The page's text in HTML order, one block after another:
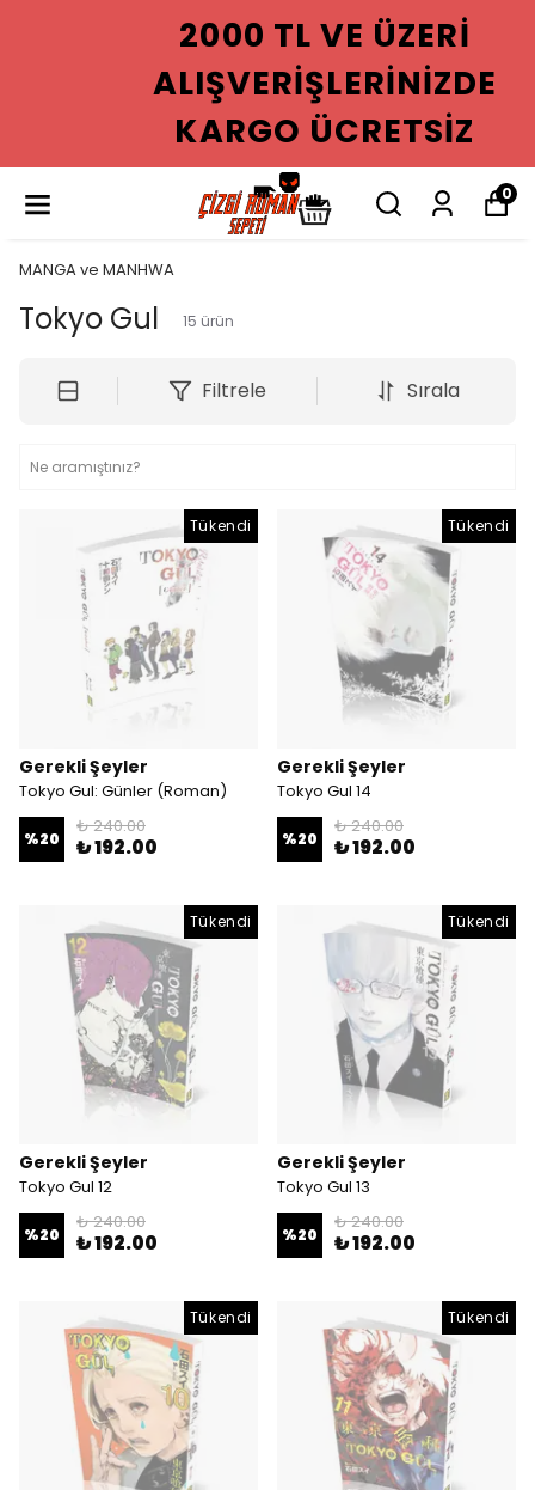
2000 TL VE ÜZERI
ALIŞVERIŞLERINIZDE
KARGO ÜCRETSIZ
0
MANGA ve MANHWA
Tokyo Gul 15 ürün
Filtrele Sırala
Tükendi
Gerekli Şeyler
Tokyo Gul: Günler (Roman)
%20
₺ 240.00
₺ 192.00
Tükendi
Gerekli Şeyler
Tokyo Gul 14
%20
₺ 240.00
₺ 192.00
Tükendi
Gerekli Şeyler
Tokyo Gul 12
%20
₺ 240.00
₺ 192.00
Tükendi
Gerekli Şeyler
Tokyo Gul 13
%20
₺ 240.00
₺ 192.00
Tükendi Tükendi